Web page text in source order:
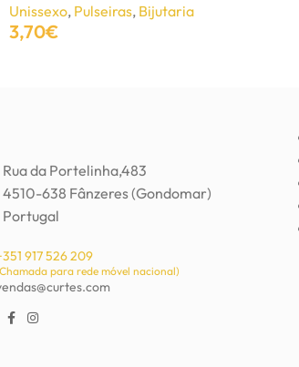
Unissexo, Pulseiras, Bijutaria
3,70€
Rua da Portelinha,483
4510-638 Fânzeres (Gondomar)
Portugal
917 526 209
para rede móvel nacional)